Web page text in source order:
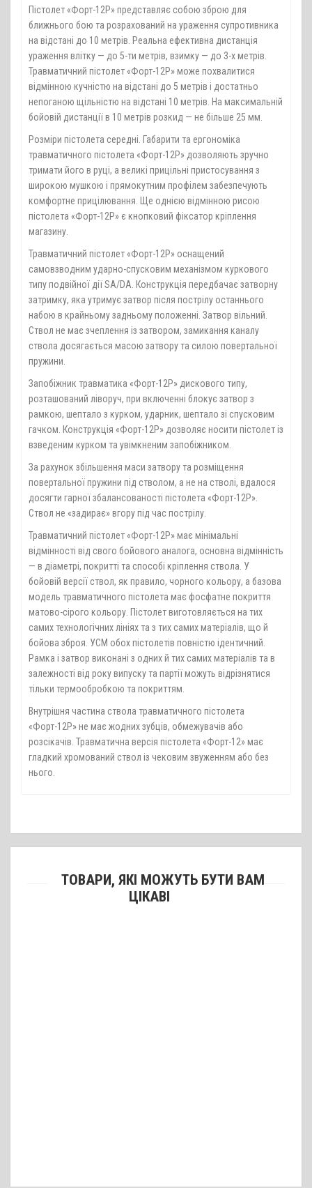
Пістолет «Форт-12Р» представляє собою зброю для
ближнього бою та розрахований на ураження супротивника
на відстані до 10 метрів. Реальна ефективна дистанція
ураження влітку — до 5-ти метрів, взимку — до 3-х метрів.
Травматичний пістолет «Форт-12Р» може похвалитися
відмінною кучністю на відстані до 5 метрів і достатньо
непоганою щільністю на відстані 10 метрів. На максимальній
бойовій дистанції в 10 метрів розкид — не більше 25 мм.
Розміри пістолета середні. Габарити та ергономіка
травматичного пістолета «Форт-12Р» дозволяють зручно
тримати його в руці, а великі прицільні пристосування з
широкою мушкою і прямокутним профілем забезпечують
комфортне прицілювання. Ще однією відмінною рисою
пістолета «Форт-12Р» є кнопковий фіксатор кріплення
магазину.
Травматичний пістолет «Форт-12Р» оснащений
самовзводним ударно-спусковим механізмом куркового
типу подвійної дії SA/DA. Конструкція передбачає затворну
затримку, яка утримує затвор після пострілу останнього
набою в крайньому задньому положенні. Затвор вільний.
Ствол не має зчеплення із затвором, замикання каналу
ствола досягається масою затвору та силою повертальної
пружини.
Запобіжник травматика «Форт-12Р» дискового типу,
розташований ліворуч, при включенні блокує затвор з
рамкою, шептало з курком, ударник, шептало зі спусковим
гачком. Конструкція «Форт-12Р» дозволяє носити пістолет із
взведеним курком та увімкненим запобіжником.
За рахунок збільшення маси затвору та розміщення
повертальної пружини під стволом, а не на стволі, вдалося
досягти гарної збалансованості пістолета «Форт-12Р».
Ствол не «задирає» вгору під час пострілу.
Травматичний пістолет «Форт-12Р» має мінімальні
відмінності від свого бойового аналога, основна відмінність
— в діаметрі, покритті та способі кріплення ствола. У
бойовій версії ствол, як правило, чорного кольору, а базова
модель травматичного пістолета має фосфатне покриття
матово-сірого кольору. Пістолет виготовляється на тих
самих технологічних лініях та з тих самих матеріалів, що й
бойова зброя. УСМ обох пістолетів повністю ідентичний.
Рамка і затвор виконані з одних й тих самих матеріалів та в
залежності від року випуску та партії можуть відрізнятися
тільки термообробкою та покриттям.
Внутрішня частина ствола травматичного пістолета
«Форт-12Р» не має жодних зубців, обмежувачів або
розсікачів. Травматична версія пістолета «Форт-12» має
гладкий хромований ствол із чековим звуженням або без
нього.
ТОВАРИ, ЯКІ МОЖУТЬ БУТИ ВАМ
ЦІКАВІ